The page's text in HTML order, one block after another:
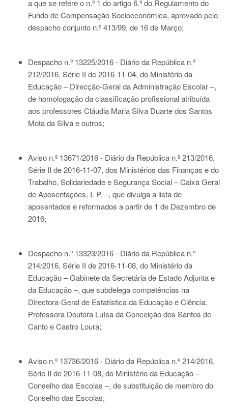
a que se refere o n.º 1 do artigo 6.º do Regulamento do
Fundo de Compensação Socioeconómica, aprovado pelo
despacho conjunto n.º 413/99, de 16 de Março;
Despacho n.º 13225/2016 - Diário da República n.º
212/2016, Série II de 2016-11-04, do Ministério da
Educação – Direcção-Geral da Administração Escolar –,
de homologação da classificação profissional atribuída
aos professores Cláudia Maria Silva Duarte dos Santos
Mota da Silva e outros;
Aviso n.º 13671/2016 - Diário da República n.º 213/2016,
Série II de 2016-11-07, dos Ministérios das Finanças e do
Trabalho, Solidariedade e Segurança Social – Caixa Geral
de Aposentações, I. P. –, que divulga a lista de
aposentados e reformados a partir de 1 de Dezembro de
2016;
Despacho n.º 13323/2016 - Diário da República n.º
214/2016, Série II de 2016-11-08, do Ministério da
Educação – Gabinete da Secretária de Estado Adjunta e
da Educação –, que subdelega competências na
Directora-Geral de Estatística da Educação e Ciência,
Professora Doutora Luísa da Conceição dos Santos de
Canto e Castro Loura;
Aviso n.º 13736/2016 - Diário da República n.º 214/2016,
Série II de 2016-11-08, do Ministério da Educação –
Conselho das Escolas –, de substituição de membro do
Conselho das Escolas;